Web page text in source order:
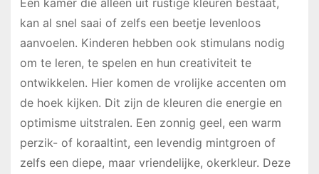
Een kamer die alleen uit rustige kleuren bestaat,
kan al snel saai of zelfs een beetje levenloos
aanvoelen. Kinderen hebben ook stimulans nodig
om te leren, te spelen en hun creativiteit te
ontwikkelen. Hier komen de vrolijke accenten om
de hoek kijken. Dit zijn de kleuren die energie en
optimisme uitstralen. Een zonnig geel, een warm
perzik- of koraaltint, een levendig mintgroen of
zelfs een diepe, maar vriendelijke, okerkleur. Deze